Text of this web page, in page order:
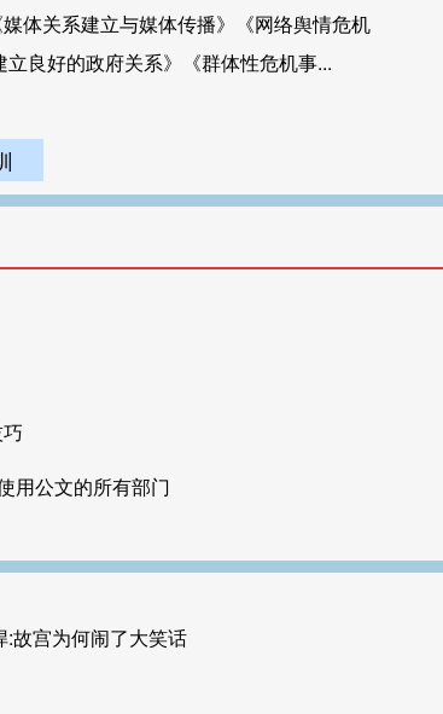
体关系建立与媒体传播》《网络舆情危机
良好的政府关系》《群体性危机事...
用公文的所有部门
故宫为何闹了大笑话